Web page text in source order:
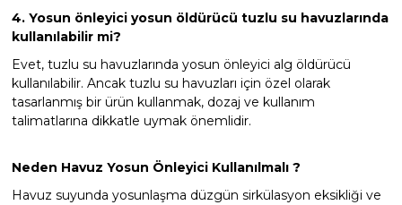
4. Yosun önleyici yosun öldürücü tuzlu su havuzlarında
kullanılabilir mi?
Evet, tuzlu su havuzlarında yosun önleyici alg öldürücü
kullanılabilir. Ancak tuzlu su havuzları için özel olarak
tasarlanmış bir ürün kullanmak, dozaj ve kullanım
talimatlarına dikkatle uymak önemlidir.
Neden Havuz Yosun Önleyici Kullanılmalı ?
Havuz suyunda yosunlaşma düzgün sirkülasyon eksikliği ve